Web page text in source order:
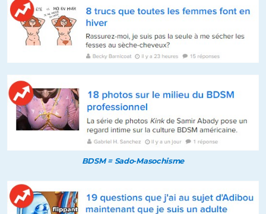
BDSM = Sado-Masochisme